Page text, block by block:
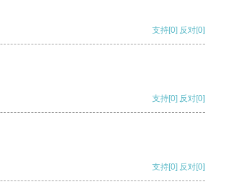
支持[0] 反对[0]
支持[0] 反对[0]
支持[0] 反对[0]